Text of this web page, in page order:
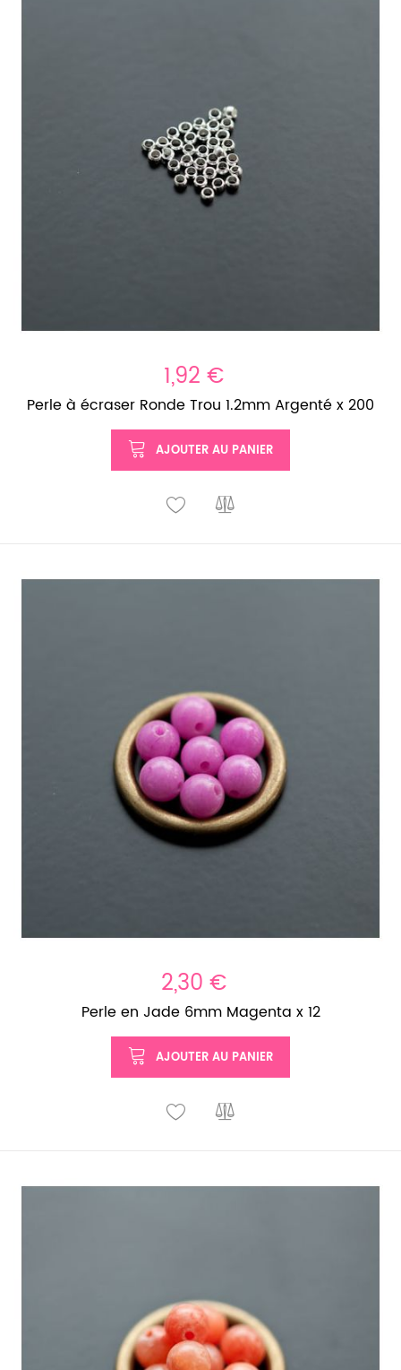
1,92 €
Perle à écraser Ronde Trou 1.2mm Argenté x 200
AJOUTER AU PANIER
2,30 €
Perle en Jade 6mm Magenta x 12
AJOUTER AU PANIER